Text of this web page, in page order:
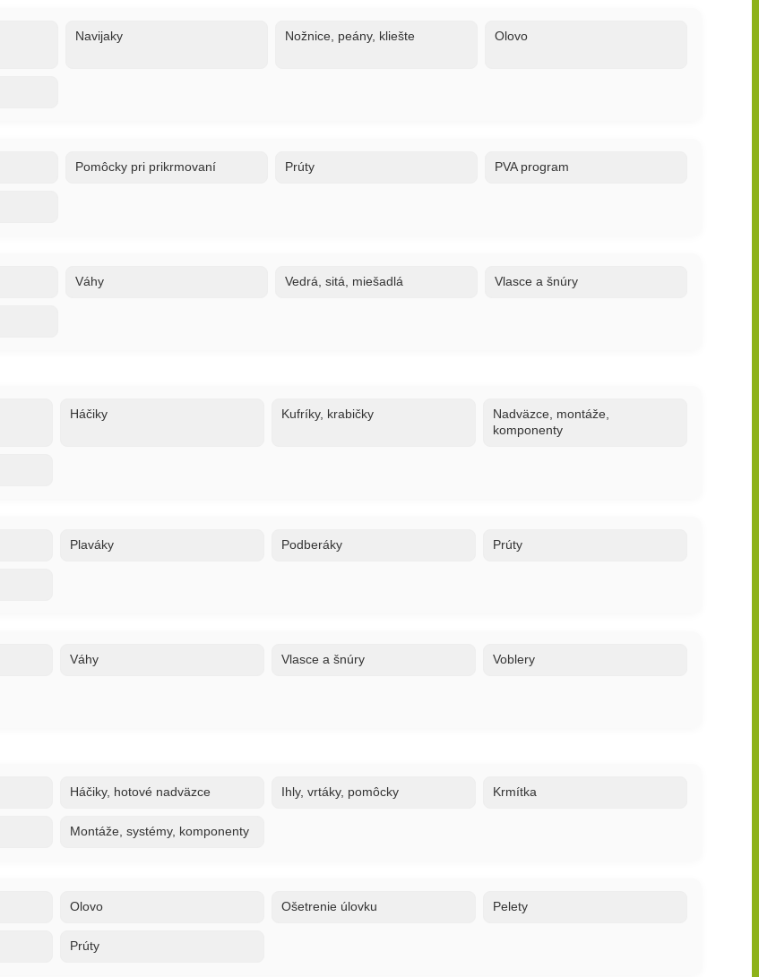
Navijaky Nožnice, peány, kliešte Olovo
Pomôcky pri prikrmovaní Prúty PVA program
Váhy Vedrá, sitá, miešadlá Vlasce a šnúry
Háčiky Kufríky, krabičky
Nadväzce, montáže,
komponenty
Plaváky Podberáky Prúty
Váhy Vlasce a šnúry Voblery
Háčiky, hotové nadväzce Ihly, vrtáky, pomôcky Krmítka
Montáže, systémy, komponenty
Olovo Ošetrenie úlovku Pelety
Prúty